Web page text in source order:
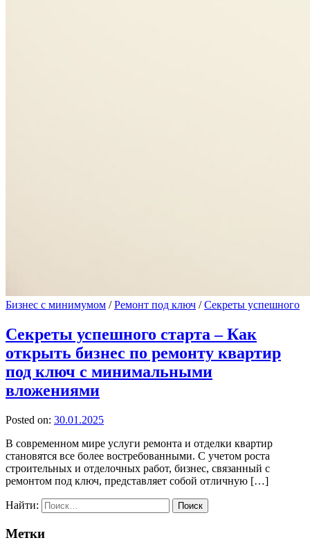
Бизнес с минимумом /Ремонт под ключ /Секреты успешного
Секреты успешного старта – Как
открыть бизнес по ремонту квартир
под ключ с минимальными
вложениями
Posted on: 30.01.2025
В современном мире услуги ремонта и отделки квартир
становятся все более востребованными. С учетом роста
строительных и отделочных работ, бизнес, связанный с
ремонтом под ключ, представляет собой отличную […]
Найти:
Метки